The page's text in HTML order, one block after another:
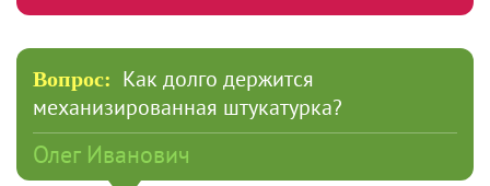
Вопрос: Как долго держится
механизированная штукатурка?
Олег Иванович